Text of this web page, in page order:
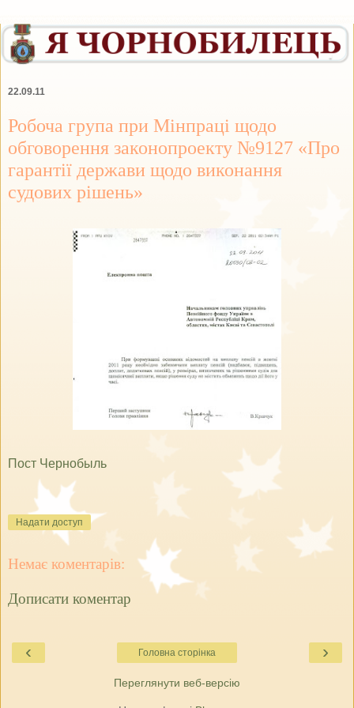
22.09.11
Робоча група при Мінпраці щодо
обговорення законопроекту №9127 «Про
гарантії держави щодо виконання
судових рішень»
Пост Чернобыль
Надати доступ
Немає коментарів:
Дописати коментар
‹ ›
Головна сторінка
Переглянути веб-версію